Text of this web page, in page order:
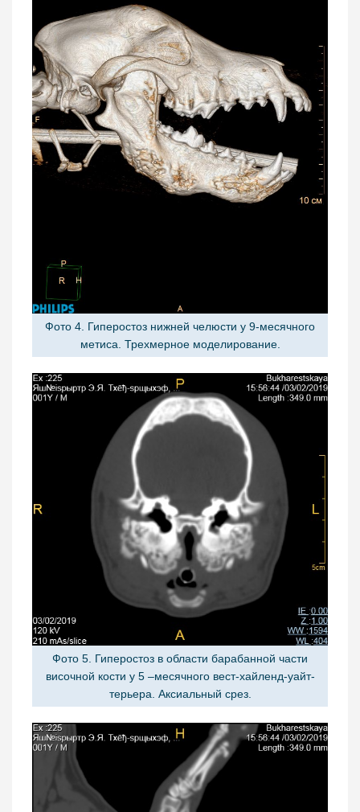
Фото 4. Гиперостоз нижней челюсти у 9-месячного
метиса. Трехмерное моделирование.
Фото 5. Гиперостоз в области барабанной части
височной кости у 5 –месячного вест-хайленд-уайт-
терьера. Аксиальный срез.